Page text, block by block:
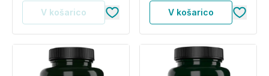
V košarico V košarico